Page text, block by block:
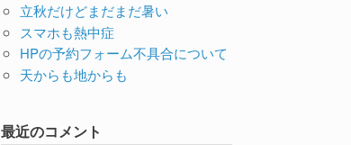
立秋だけどまだまだ暑い
スマホも熱中症
HPの予約フォーム不具合について
天からも地からも
最近のコメント